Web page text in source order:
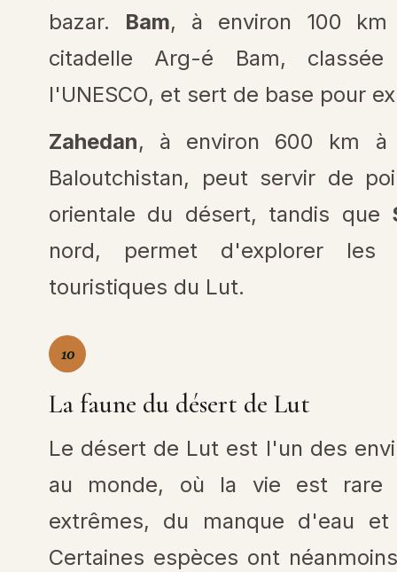
bazar. Bam, à environ 100 km
citadelle Arg-é Bam,
l'UNESCO, et sert de base pour
Zahedan, à environ 600 km à
Baloutchistan, peut servir de
orientale du désert, tandis que
nord, permet d'explorer les
touristiques du Lut.
10
La faune du désert de Lut
Le désert de Lut est l'un des
au monde, où la vie est rare
extrêmes, du manque d'eau
Certaines espèces ont